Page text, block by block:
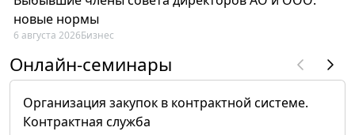
новые нормы
6 августа 2026Бизнес
Онлайн-семинары
Организация закупок в контрактной системе.
Контрактная служба